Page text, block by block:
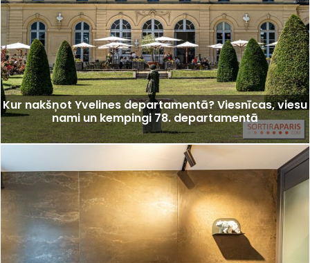
Kur nakšņot Yvelines departamentā? Viesnīcas, viesu
nami un kempingi 78. departamentā